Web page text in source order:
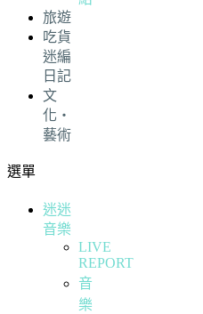
旅遊
吃貨
迷編
日記
文
化・
藝術
選單
迷迷
音樂
LIVE
REPORT
音
樂